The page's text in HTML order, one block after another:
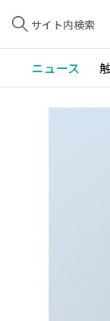
サイト内検索
ニュース